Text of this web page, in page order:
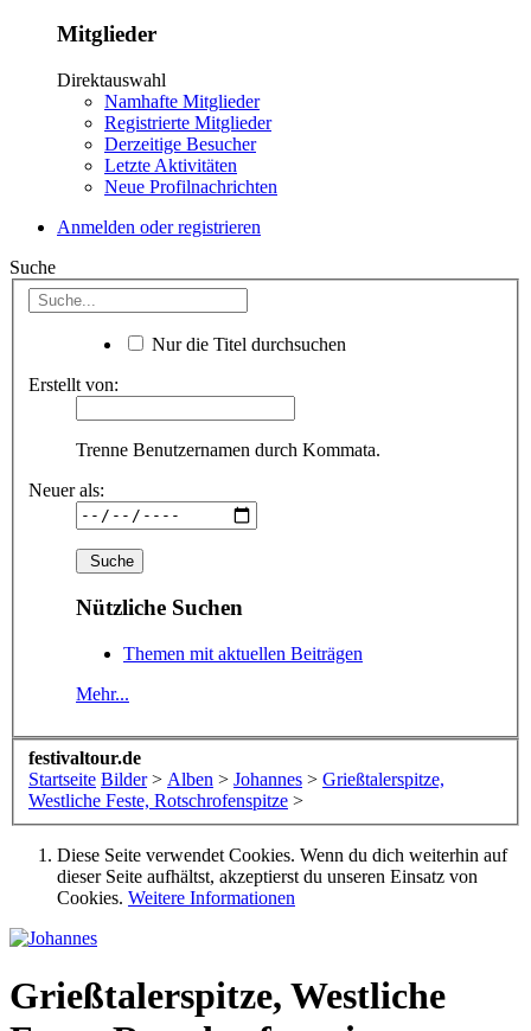
Mitglieder
Direktauswahl
Namhafte Mitglieder
Registrierte Mitglieder
Derzeitige Besucher
Letzte Aktivitäten
Neue Profilnachrichten
Anmelden oder registrieren
Suche
Nur die Titel durchsuchen
Erstellt von:
Trenne Benutzernamen durch Kommata.
Neuer als:
Nützliche Suchen
Themen mit aktuellen Beiträgen
Mehr...
festivaltour.de
Startseite Bilder > Alben > Johannes > Grießtalerspitze,
Westliche Feste, Rotschrofenspitze >
Diese Seite verwendet Cookies. Wenn du dich weiterhin auf
dieser Seite aufhältst, akzeptierst du unseren Einsatz von
Cookies. Weitere Informationen
Grießtalerspitze, Westliche